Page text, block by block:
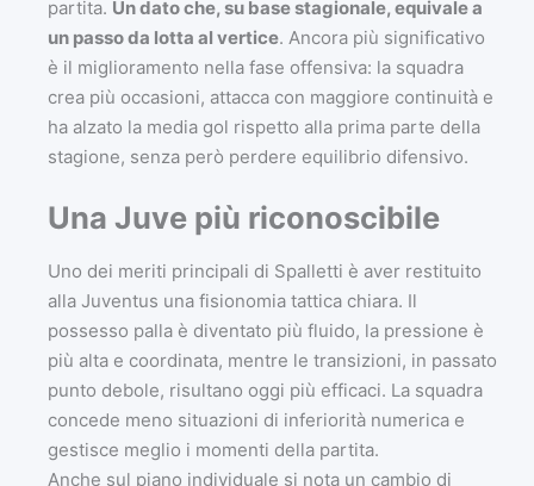
partita. Un dato che, su base stagionale, equivale a
un passo da lotta al vertice. Ancora più significativo
è il miglioramento nella fase offensiva: la squadra
crea più occasioni, attacca con maggiore continuità e
ha alzato la media gol rispetto alla prima parte della
stagione, senza però perdere equilibrio difensivo.
Una Juve più riconoscibile
Uno dei meriti principali di Spalletti è aver restituito
alla Juventus una fisionomia tattica chiara. Il
possesso palla è diventato più fluido, la pressione è
più alta e coordinata, mentre le transizioni, in passato
punto debole, risultano oggi più efficaci. La squadra
concede meno situazioni di inferiorità numerica e
gestisce meglio i momenti della partita.
Anche sul piano individuale si nota un cambio di